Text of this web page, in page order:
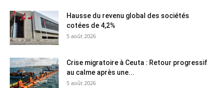
Hausse du revenu global des sociétés
cotées de 4,2%
5 août 2026
Crise migratoire à Ceuta : Retour progressif
au calme après une...
5 août 2026